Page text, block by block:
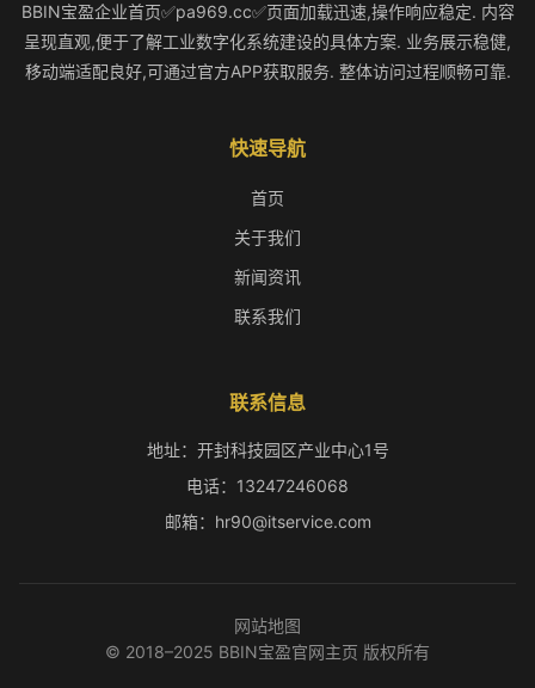
BBIN宝盈企业首页✅pa969.cc✅页面加载迅速,操作响应稳定. 内容
呈现直观,便于了解工业数字化系统建设的具体方案. 业务展示稳健,
移动端适配良好,可通过官方APP获取服务. 整体访问过程顺畅可靠.
快速导航
首页
关于我们
新闻资讯
联系我们
联系信息
地址：开封科技园区产业中心1号
电话：13247246068
邮箱：hr90@itservice.com
网站地图
© 2018–2025 BBIN宝盈官网主页 版权所有